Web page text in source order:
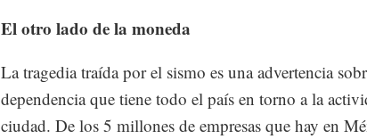
El otro lado de la moneda
La tragedia traída por el sismo es una advertencia
dependencia que tiene todo el país en torno a la
ciudad. De los 5 millones de empresas que hay en